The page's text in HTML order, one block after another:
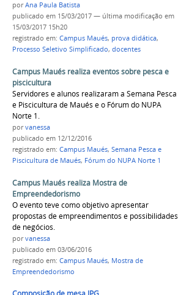
porAna Paula Batista
publicado em 15/03/2017 — última modificação em
15/03/2017 15h20
registrado em: Campus Maués, prova didática,
Processo Seletivo Simplificado, docentes
Campus Maués realiza eventos sobre pesca e
piscicultura
Servidores e alunos realizaram a Semana Pesca
e Piscicultura de Maués e o Fórum do NUPA
Norte 1.
porvanessa
publicado em 12/12/2016
registrado em: Campus Maués, Semana Pesca e
Piscicultura de Maués, Fórum do NUPA Norte 1
Campus Maués realiza Mostra de
Empreendedorismo
O evento teve como objetivo apresentar
propostas de empreendimentos e possibilidades
de negócios.
porvanessa
publicado em 03/06/2016
registrado em: Campus Maués, Mostra de
Empreendedorismo